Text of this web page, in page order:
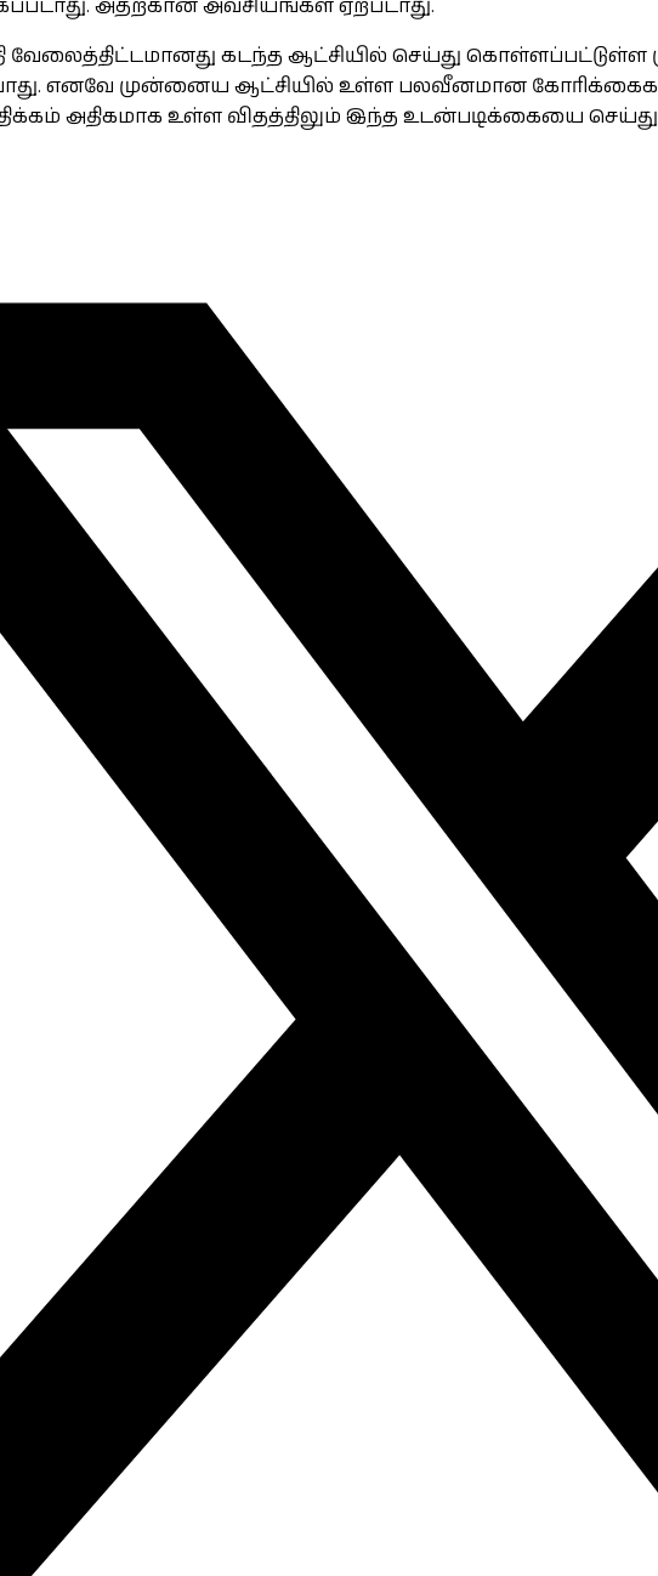
அதற்கான அவசியங்கள் ஏற்படாது.
வேலைத்திட்டமானது கடந்த ஆட்சியில் செய்து
எனவே முன்னைய ஆட்சியில் உள்ள பலவீனமான
அதிகமாக உள்ள விதத்திலும் இந்த உடன்படிக்கையை